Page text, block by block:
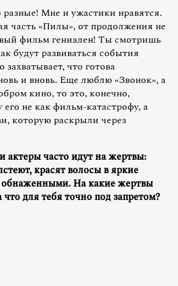
Мне и ужастики нравятся.
часть «Пилы», от продолжения не
фильм гениален! Ты смотришь
будут развиваться события
что готова
и вновь. Еще люблю «Звонок», а
кино, то это, конечно,
не как фильм-катастрофу, а
которую раскрыли через
актеры часто идут на жертвы:
красят волосы в яркие
обнаженными. На какие жертвы
для тебя точно под запретом?